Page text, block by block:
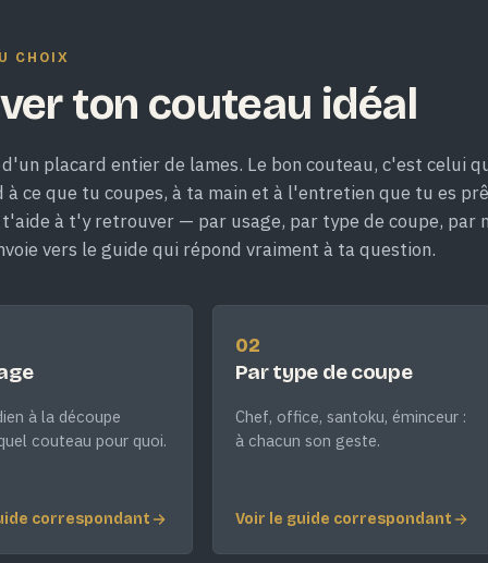
CHOIX
ton couteau idéal
d'un placard entier de lames. Le bon couteau, c'est celui
à ce que tu coupes, à ta main et à l'entretien que tu es
t'aide à t'y retrouver — par usage, par type de coupe, par
vers le guide qui répond vraiment à ta question.
à la découpe
couteau pour quoi.
correspondant
02
Par type de coupe
Chef, office, santoku, éminceur :
à chacun son geste.
Voir le guide correspondant